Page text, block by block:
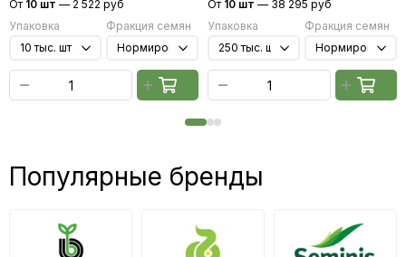
От 10 шт — 2 522 руб
Упаковка
Фракция семян
От 10 шт — 38 295 руб
Упаковка
Фракция семян
Популярные бренды